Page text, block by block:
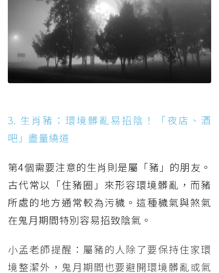
3. 生肖豬：環境髒亂易招陰！「夜店、酒
吧」盡量繞道
第4個需要注意的生肖則是屬「豬」的朋友。
古代常以「住豬圈」來形容環境髒亂，而豬
所處的地方通常較為污穢。這種穢氣與煞氣
在鬼月期間特別容易招致陰氣。
小孟老師提醒：屬豬的人除了要保持住家環
境整潔外，鬼月期間也要避開環境髒亂或氣